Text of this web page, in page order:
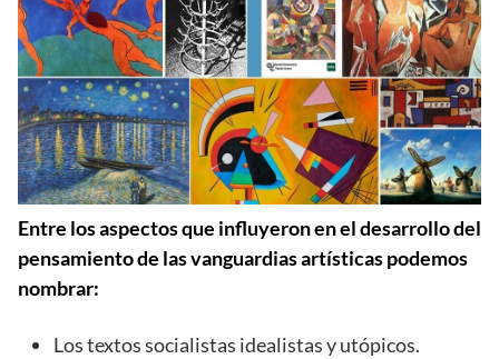
Entre los aspectos que influyeron en el desarrollo del
pensamiento de las vanguardias artísticas podemos
nombrar:
Los textos socialistas idealistas y utópicos.